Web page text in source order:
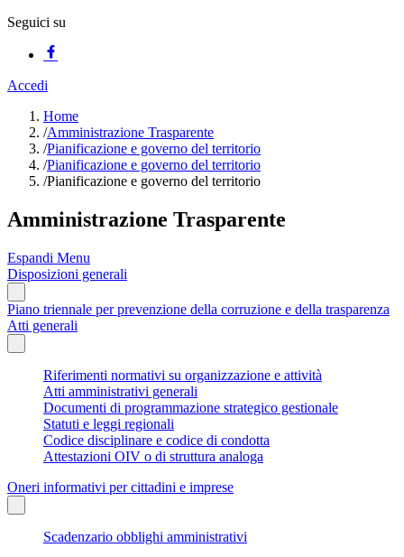
Seguici su
Accedi
Home
/Amministrazione Trasparente
/Pianificazione e governo del territorio
/Pianificazione e governo del territorio
/Pianificazione e governo del territorio
Amministrazione Trasparente
Espandi Menu
Disposizioni generali
Piano triennale per prevenzione della corruzione e della trasparenza
Atti generali
Riferimenti normativi su organizzazione e attività
Atti amministrativi generali
Documenti di programmazione strategico gestionale
Statuti e leggi regionali
Codice disciplinare e codice di condotta
Attestazioni OIV o di struttura analoga
Oneri informativi per cittadini e imprese
Scadenzario obblighi amministrativi